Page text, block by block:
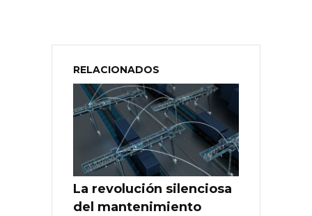
RELACIONADOS
La revolución silenciosa
del mantenimiento